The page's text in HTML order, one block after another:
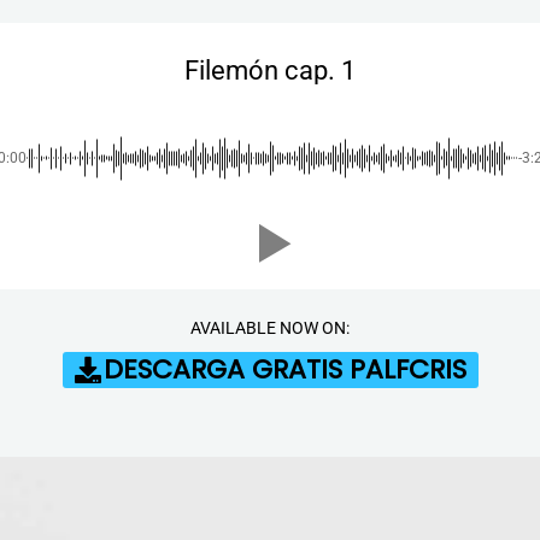
Filemón cap. 1
-
AVAILABLE NOW ON:
DESCARGA GRATIS PALFCRIS